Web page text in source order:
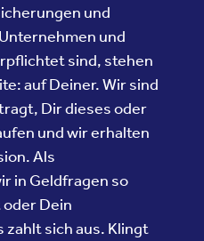
und
und
sind, stehen
auf Deiner. Wir sind
Dir dieses oder
und wir erhalten
Als
in Geldfragen so
Dein
zahlt sich aus. Klingt